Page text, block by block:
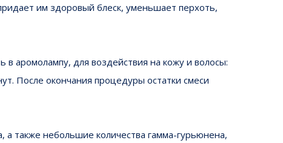
им здоровый блеск, уменьшает перхоть,
в аромолампу, для воздействия на кожу и волосы:
После окончания процедуры остатки смеси
а также небольшие количества гамма-гурьюнена,